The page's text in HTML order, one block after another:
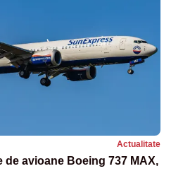
Actualitate
de avioane Boeing 737 MAX,